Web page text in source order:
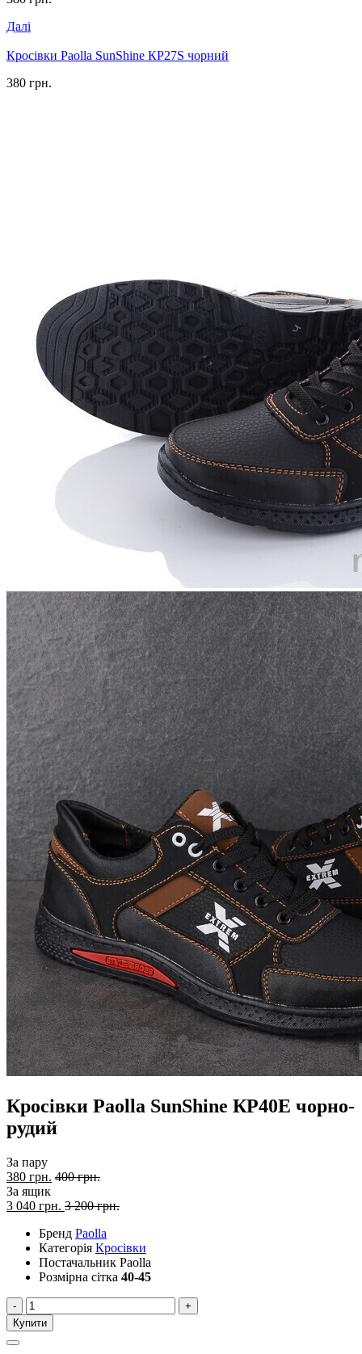
Далі
Кросівки Paolla SunShine КР27S чорний
380 грн.
Кросівки Paolla SunShine КР40Е чорно-
рудий
За пару
380 грн. 400 грн.
За ящик
3 040 грн. 3 200 грн.
Бренд Paolla
Категорія Кросівки
Постачальник Paolla
Розмірна сітка 40-45
-
+
Купити